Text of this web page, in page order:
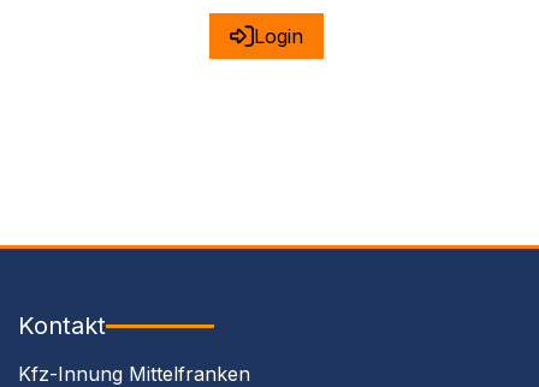
Login
Kontakt
Kfz-Innung Mittelfranken